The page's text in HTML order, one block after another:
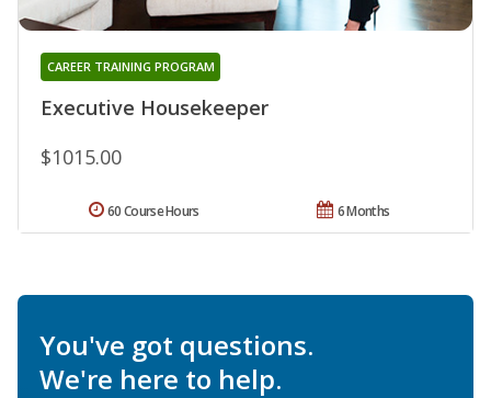
Executive Housekeeper
CAREER TRAINING PROGRAM
$1015.00
6 Months
60 Course Hours
You've got questions.
We're here to help.